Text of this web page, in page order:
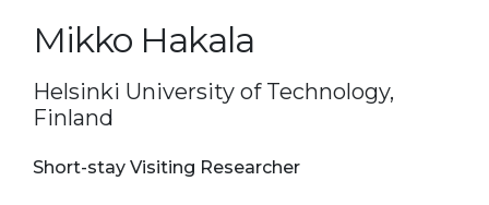
Mikko Hakala
Helsinki University of Technology,
Finland
Short-stay Visiting Researcher